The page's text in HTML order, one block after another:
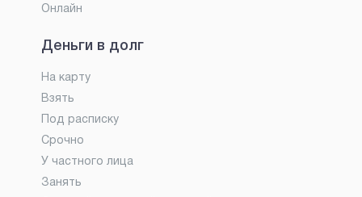
Онлайн
Деньги в долг
На карту
Взять
Под расписку
Срочно
У частного лица
Занять